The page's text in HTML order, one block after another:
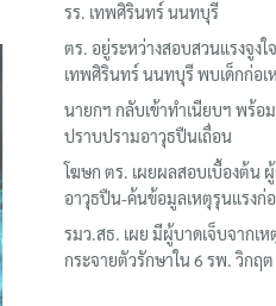
รร. เทพศิรินทร์ นนทบุรี
ตร. อยู่ระหว่างสอบสวนแรงจูงใ
เทพศิรินทร์ นนทบุรี พบเด็กก่อเห
นายกฯ กลับเข้าทำเนียบฯ พร้
ปราบปรามอาวุธปืนเถื่อน
โฆษก ตร. เผยผลสอบเบื้องต้น
อาวุธปืน-ค้นข้อมูลเหตุรุนแรงก่
รมว.สธ. เผย มีผู้บาดเจ็บจากเห
กระจายตัวรักษาใน 6 รพ. วิกฤต